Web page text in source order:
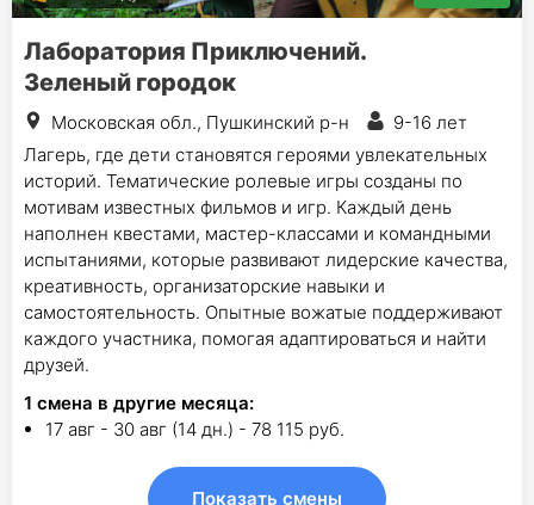
Лаборатория Приключений.
Зеленый городок
Московская обл., Пушкинский р-н
9-16 лет
Лагерь, где дети становятся героями увлекательных
историй. Тематические ролевые игры созданы по
мотивам известных фильмов и игр. Каждый день
наполнен квестами, мастер-классами и командными
испытаниями, которые развивают лидерские качества,
креативность, организаторские навыки и
самостоятельность. Опытные вожатые поддерживают
каждого участника, помогая адаптироваться и найти
друзей.
1 смена в другие месяца:
17 авг - 30 авг (14 дн.) - 78 115 руб.
Показать смены